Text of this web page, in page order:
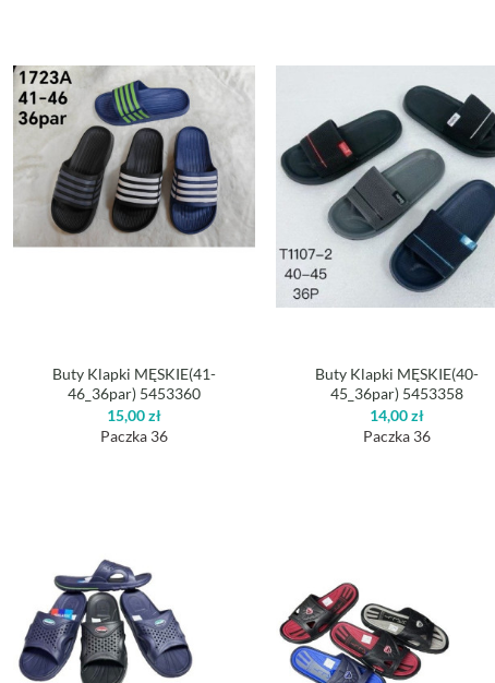
Buty Klapki MĘSKIE(41-
46_36par) 5453360
15,00zł
Paczka 36
Buty Klapki MĘSKIE(40-
45_36par) 5453358
14,00zł
Paczka 36